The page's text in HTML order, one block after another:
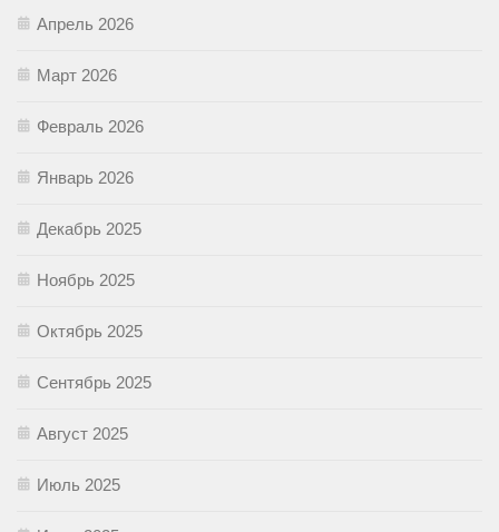
Апрель 2026
Март 2026
Февраль 2026
Январь 2026
Декабрь 2025
Ноябрь 2025
Октябрь 2025
Сентябрь 2025
Август 2025
Июль 2025